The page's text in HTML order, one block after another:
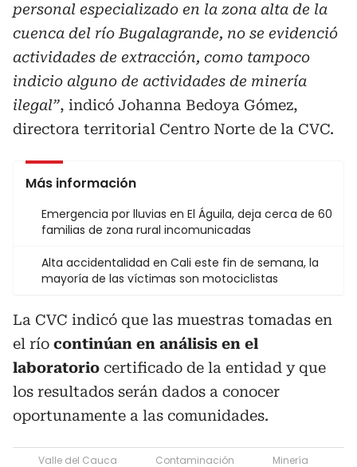
personal especializado en la zona alta de la
cuenca del río Bugalagrande, no se evidenció
actividades de extracción, como tampoco
indicio alguno de actividades de minería
ilegal”, indicó Johanna Bedoya Gómez,
directora territorial Centro Norte de la CVC.
Más información
Emergencia por lluvias en El Águila, deja cerca de 60
familias de zona rural incomunicadas
Alta accidentalidad en Cali este fin de semana, la
mayoría de las víctimas son motociclistas
La CVC indicó que las muestras tomadas en
el río continúan en análisis en el
laboratorio certificado de la entidad y que
los resultados serán dados a conocer
oportunamente a las comunidades.
Valle del Cauca Contaminación Minería